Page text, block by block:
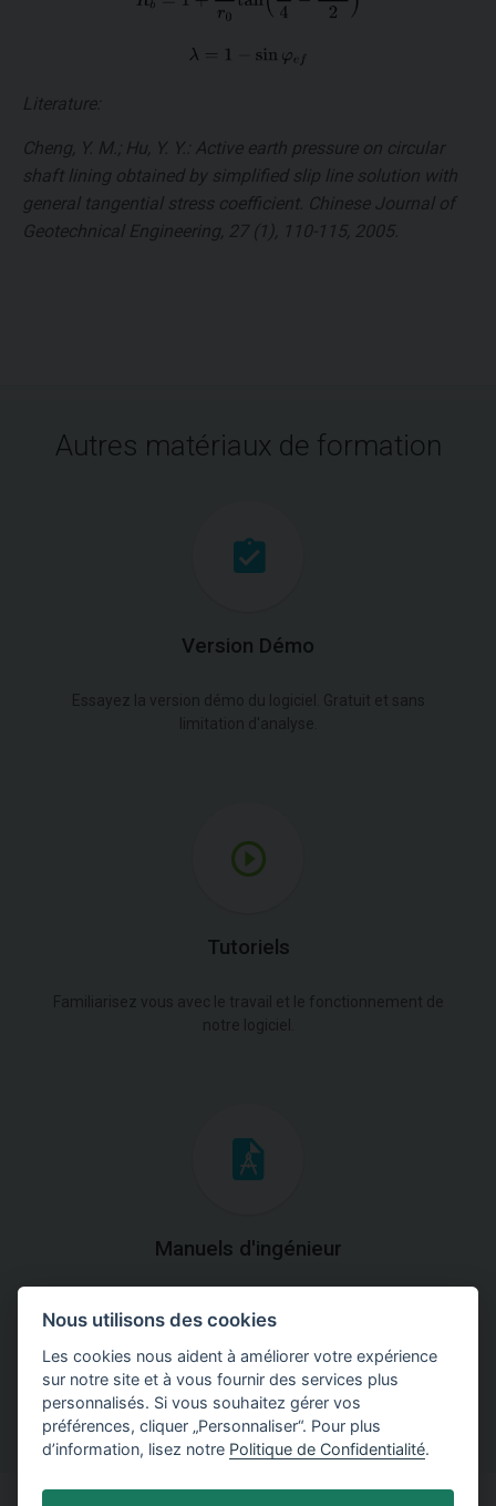
Literature:
Cheng, Y. M.; Hu, Y. Y.: Active earth pressure on circular
shaft lining obtained by simplified slip line solution with
general tangential stress coefficient. Chinese Journal of
Geotechnical Engineering, 27 (1), 110-115, 2005.
Autres matériaux de formation
Version Démo
Essayez la version démo du logiciel. Gratuit et sans
limitation d'analyse.
Tutoriels
Familiarisez vous avec le travail et le fonctionnement de
notre logiciel.
Manuels d'ingénieur
théoriques et pratiques du fonctionnement des
programmes.
Nous utilisons des cookies
Les cookies nous aident à améliorer votre expérience
sur notre site et à vous fournir des services plus
personnalisés. Si vous souhaitez gérer vos
préférences, cliquer „Personnaliser“. Pour plus
d’information, lisez notre Politique de Confidentialité.